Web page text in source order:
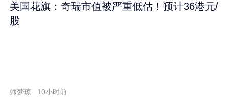
美国花旗：奇瑞市值被严重低估！预计36港元/
股
师梦琼 10小时前